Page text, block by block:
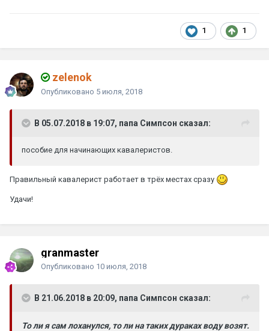
1 1
zelenok
Опубликовано 5 июля, 2018
В 05.07.2018 в 19:07, папа Симпсон сказал:
пособие для начинающих кавалеристов.
Правильный кавалерист работает в трёх местах сразу
Удачи!
granmaster
Опубликовано 10 июля, 2018
В 21.06.2018 в 20:09, папа Симпсон сказал:
То ли я сам лоханулся, то ли на таких дураках воду возят.